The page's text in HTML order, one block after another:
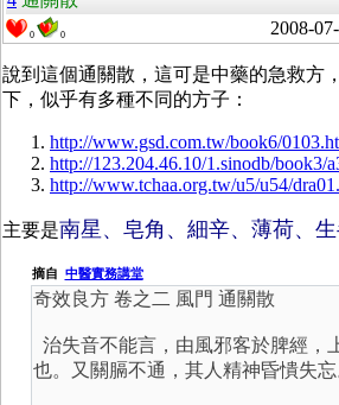
0 0 2008-
說到這個通關散，這可是中藥的急救方
下，似乎有多種不同的方子：
http://www.gsd.com.tw/book6/
http://123.204.46.10/1.sinodb/book3/
http://www.tchaa.org.tw/u5/u54/
主要是南星、皂角、細辛、薄荷、生
摘自 中醫實務講堂
奇效良方 卷之二 風門 通關散
治失音不能言，由風邪客於脾經，
也。又關膈不通，其人精神昏憒失忘